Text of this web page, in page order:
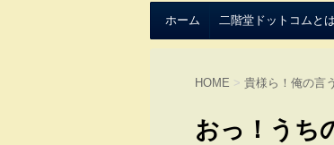
ホーム 二階堂ドットコムとは
HOME > 貴様ら！俺の言
おっ！うち